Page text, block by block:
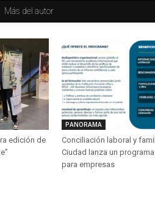
Más del autor
edición de
PANORAMA
Conciliación laboral y
Ciudad lanza un
para empresas